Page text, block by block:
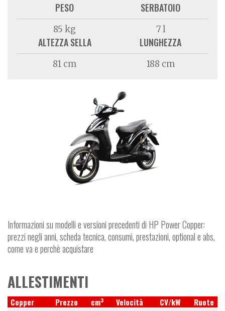
PESO
85 kg
SERBATOIO
7 l
ALTEZZA SELLA
81 cm
LUNGHEZZA
188 cm
Informazioni su modelli e versioni precedenti di HP Power Copper:
prezzi negli anni, scheda tecnica, consumi, prestazioni, optional e abs,
come va e perchè acquistare
ALLESTIMENTI
Copper Prezzo cm3 Velocità CV/kW Ruote